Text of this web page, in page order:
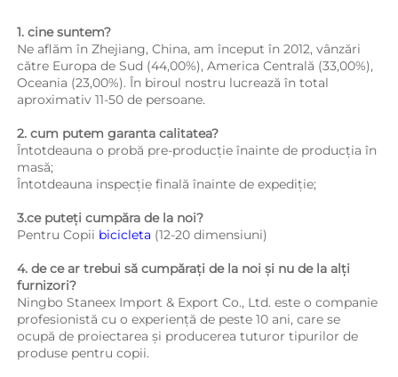
1. cine suntem?
Ne aflăm în Zhejiang, China, am început în 2012, vânzări
către Europa de Sud (44,00%), America Centrală (33,00%),
Oceania (23,00%). În biroul nostru lucrează în total
aproximativ 11-50 de persoane.
2. cum putem garanta calitatea?
Întotdeauna o probă pre-producție înainte de producția în
masă;
Întotdeauna inspecție finală înainte de expediție;
3.ce puteți cumpăra de la noi?
Pentru Copii bicicleta (12-20 dimensiuni)
4. de ce ar trebui să cumpărați de la noi și nu de la alți
furnizori?
Ningbo Staneex Import & Export Co., Ltd. este o companie
profesionistă cu o experiență de peste 10 ani, care se
ocupă de proiectarea și producerea tuturor tipurilor de
produse pentru copii.